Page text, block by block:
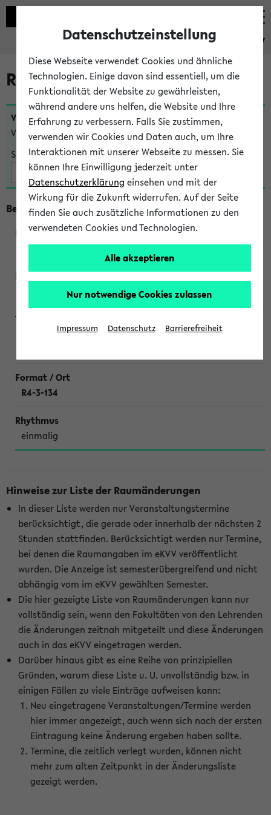
eKVV
Raumänderungen
Veranstaltungen , bei denen sich nach dem24.07.2026
Veranstaltungsorte geändert haben:
Suche:
Beginn um 12 Uhr
520088
Bittersohl
Nachbesprechung von 510113 Modul Lebenswelten und
R4-3-134
einmalig
Hinweise zur Liste der Raumänderungen
In dieser Liste werden nur Veranstaltungstermine
berücksichtigt, die gerade oder innerhalb der nächsten 2
Stunden stattfinden. Berücksichtigt werden nur Termine,
bei denen die Raumangaben im eKVV veröffentlicht
wurden. Die Anzeige ist semesterübergreifend und nicht
abhängig vom im eKVV gewählten Semester.
Die hier gezeigte Liste von Raumänderungen kann nur
vollständig sein, wenn den Fakultäten von den Lehrenden
die Änderungen zeitnah mitgeteilt und diese Änderungen
auch in das eKVV eingetragen werden.
Darüber hinaus gibt es eine Reihe von prinzipiellen
Gründen, warum diese Liste u. U. unvollständig bzw. in
einigen Fällen zu viele Einträge aufweisen kann:
Neu eingetragene Veranstaltungen/Termine werden
hier immer angezeigt, auch wenn sich nach der ersten
Eintragung keine Änderung ergeben haben sollte.
Termine, die zeitlich verlegt wurden, können nicht
mehr zum alten Zeitpunkt in der Änderungsliste
gezeigt werden.
Datenschutzeinstellung
Diese Webseite verwendet Cookies und ähnliche
Technologien. Einige davon sind essentiell, um die
Funktionalität der Website zu gewährleisten,
während andere uns helfen, die Website und Ihre
Erfahrung zu verbessern. Falls Sie zustimmen,
verwenden wir Cookies und Daten auch, um Ihre
Interaktionen mit unserer Webseite zu messen. Sie
können Ihre Einwilligung jederzeit unter
Datenschutzerklärung einsehen und mit der
Wirkung für die Zukunft widerrufen. Auf der Seite
finden Sie auch zusätzliche Informationen zu den
verwendeten Cookies und Technologien.
Alle akzeptieren
Nur notwendige Cookies zulassen
Impressum Datenschutz Barrierefreiheit